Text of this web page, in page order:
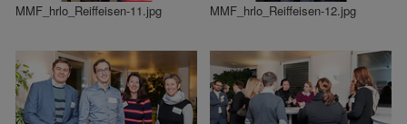
MMF_hrlo_Reiffeisen-11.jpg MMF_hrlo_Reiffeisen-12.jpg